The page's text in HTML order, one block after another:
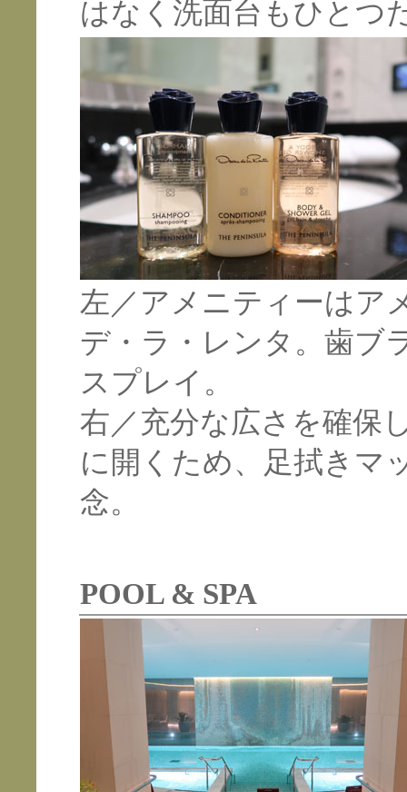
はなく洗面台もひとつ
左／アメニティーはア
デ・ラ・レンタ。歯ブ
スプレイ。
右／充分な広さを確保
に開くため、足拭きマ
念。
POOL & SPA